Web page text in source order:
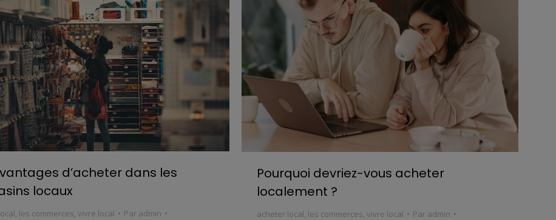
d’acheter dans les
locaux
, les commerces, vivre local Par admin
Pourquoi devriez-vous acheter
localement ?
acheter local, les commerces, vivre local Par admin